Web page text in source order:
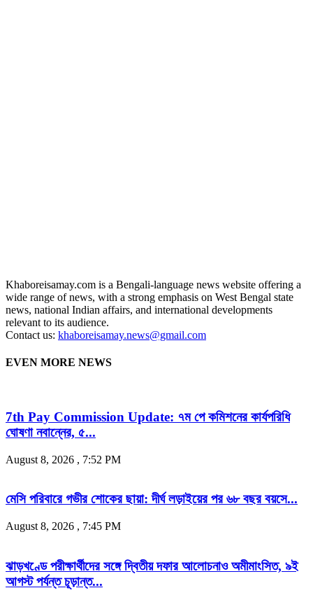
Khaboreisamay.com is a Bengali-language news website offering a
wide range of news, with a strong emphasis on West Bengal state
news, national Indian affairs, and international developments
relevant to its audience.
Contact us: khaboreisamay.news@gmail.com
EVEN MORE NEWS
7th Pay Commission Update: ৭ম পে কমিশনের কার্যপরিধি
ঘোষণা নবান্নের, ৫...
August 8, 2026 , 7:52 PM
মেসি পরিবারে গভীর শোকের ছায়া: দীর্ঘ লড়াইয়ের পর ৬৮ বছর বয়সে...
August 8, 2026 , 7:45 PM
ঝাড়খণ্ডে পরীক্ষার্থীদের সঙ্গে দ্বিতীয় দফার আলোচনাও অমীমাংসিত, ৯ই
আগস্ট পর্যন্ত চূড়ান্ত...